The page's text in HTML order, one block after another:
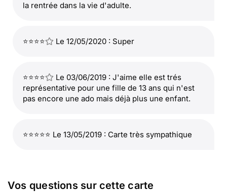
la rentrée dans la vie d'adulte.
⭐⭐⭐⭐ Le 12/05/2020 : Super
⭐⭐⭐⭐
Le 03/06/2019 : J'aime elle est trés
représentative pour une fille de 13 ans qui n'est
pas encore une ado mais déjà plus une enfant.
⭐⭐⭐⭐⭐ Le 13/05/2019 : Carte très sympathique
Vos questions sur cette carte